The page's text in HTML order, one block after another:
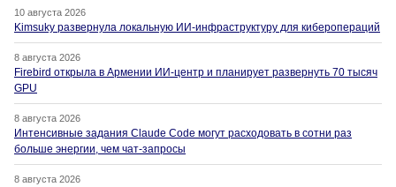
10 августа 2026
Kimsuky развернула локальную ИИ-инфраструктуру для киберопераций
8 августа 2026
Firebird открыла в Армении ИИ-центр и планирует развернуть 70 тысяч
GPU
8 августа 2026
Интенсивные задания Claude Code могут расходовать в сотни раз
больше энергии, чем чат-запросы
8 августа 2026